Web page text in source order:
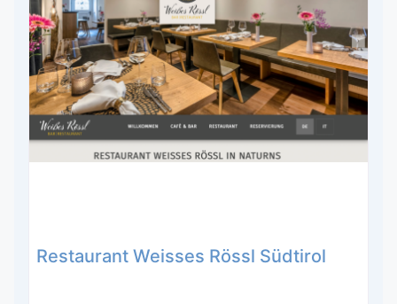
Restaurant Weisses Rössl Südtirol